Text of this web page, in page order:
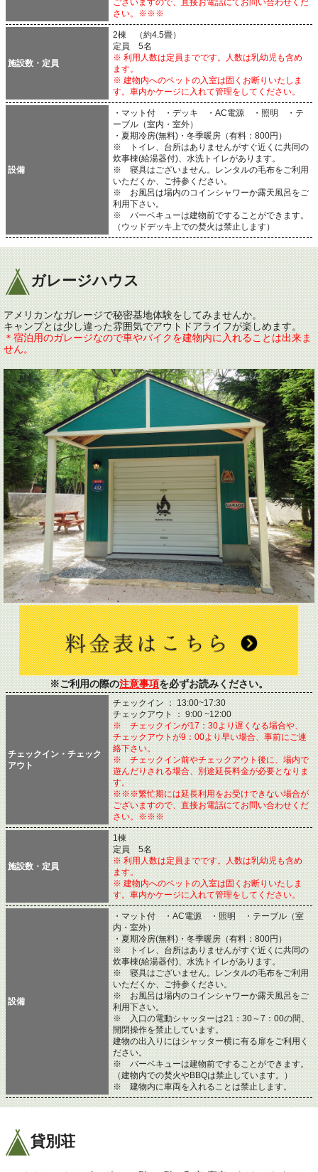
さい。※※※
施設数・定員
2棟 （約4.5畳）
定員 5名
※ 利用人数は定員までです。人数は乳幼児も含め
ます。
※ 建物内へのペットの入室は固くお断りいたしま
す。車内かケージに入れて管理をしてください。
設備
・マット付 ・デッキ ・AC電源 ・照明 ・テ
ーブル（室内・室外）
・夏期冷房(無料)・冬季暖房（有料：800円）
※ トイレ、台所はありませんがすぐ近くに共同の
炊事棟(給湯器付)、水洗トイレがあります。
※ 寝具はございません。レンタルの毛布をご利用
いただくか、ご持参ください。
※ お風呂は場内のコインシャワーか露天風呂をご
利用下さい。
※ バーベキューは建物前ですることができます。
（ウッドデッキ上での焚火は禁止します）
ガレージハウス
アメリカンなガレージで秘密基地体験をしてみませんか。
キャンプとは少し違った雰囲気でアウトドアライフが楽しめます。
＊宿泊用のガレージなので車やバイクを建物内に入れることは出来ま
せん。
※ご利用の際の注意事項を必ずお読みください。
チェックイン・チェック
アウト
チェックイン ： 13:00~17:30
チェックアウト ： 9:00 ~12:00
※ チェックインが17：30より遅くなる場合や、
チェックアウトが9：00より早い場合、事前にご連
絡下さい。
※ チェックイン前やチェックアウト後に、場内で
遊んだりされる場合、別途延長料金が必要となりま
す。
※※※繁忙期には延長利用をお受けできない場合が
ございますので、直接お電話にてお問い合わせくだ
さい。※※※
施設数・定員
1棟
定員 5名
※ 利用人数は定員までです。人数は乳幼児も含め
ます。
※ 建物内へのペットの入室は固くお断りいたしま
す。車内かケージに入れて管理をしてください。
設備
・マット付 ・AC電源 ・照明 ・テーブル（室
内・室外）
・夏期冷房(無料)・冬季暖房（有料：800円）
※ トイレ、台所はありませんがすぐ近くに共同の
炊事棟(給湯器付)、水洗トイレがあります。
※ 寝具はございません。レンタルの毛布をご利用
いただくか、ご持参ください。
※ お風呂は場内のコインシャワーか露天風呂をご
利用下さい。
※ 入口の電動シャッターは21：30～7：00の間、
開閉操作を禁止しています。
建物の出入りにはシャッター横に有る扉をご利用く
ださい。
※ バーベキューは建物前ですることができます。
（建物内での焚火やBBQは禁止しています。）
※ 建物内に車両を入れることは禁止します。
貸別荘